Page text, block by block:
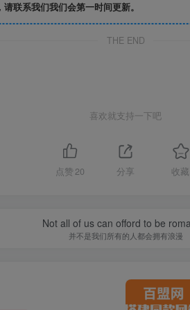
联系我们我们会第一时间更新。
THE END
喜欢就支持一下吧
点赞 20 分享 收藏
Not all of us can offord to be
并不是我们所有的人都会拥有浪漫